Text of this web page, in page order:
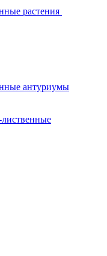
растения
антуриумы
лиственные